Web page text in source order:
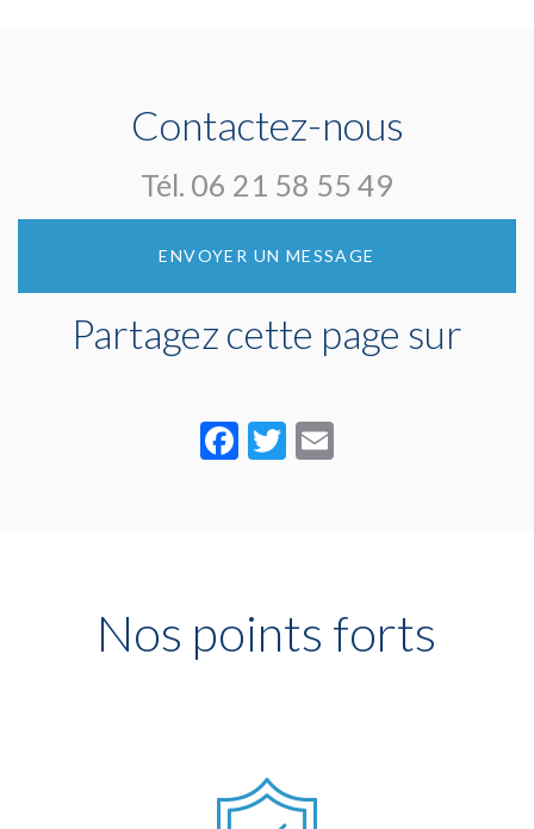
Contactez-nous
Tél. 06 21 58 55 49
ENVOYER UN MESSAGE
Partagez cette page sur
Facebook
Twitter
Nos points forts